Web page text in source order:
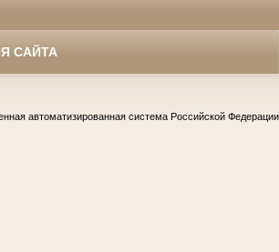
САЙТА
автоматизированная система Российской